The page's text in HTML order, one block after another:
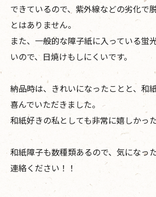
できているので、紫外線などの劣化で
とはありません。
また、一般的な障子紙に入っている蛍
いので、日焼けもしにくいです。
納品時は、きれいになったことと、和
喜んでいただきました。
和紙好きの私としても非常に嬉しかっ
和紙障子も数種類あるので、気になっ
連絡ください！！